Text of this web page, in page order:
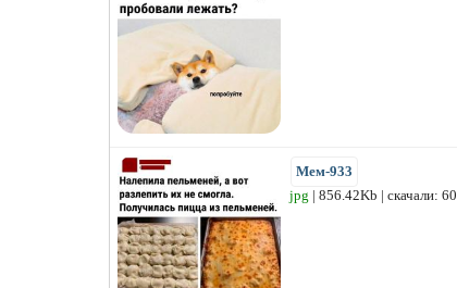
Мем-933
jpg | 856.42Kb | скачали: 60